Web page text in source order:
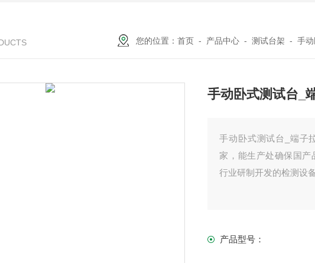
您的位置： 首页 - 产品中心 - 测试台架 - 手
手动卧式测试台_
手动卧式测试台_端子
家，能生产处确保国产
行业研制开发的检测设
产品型号：